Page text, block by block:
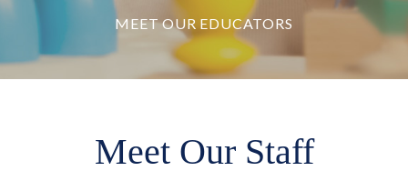
---- Kinder Sistema Trilingüe
-- SECUNDARIA
MEET OUR EDUCATORS
Meet Our Staff